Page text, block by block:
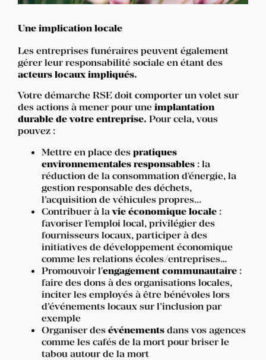
Une implication locale
Les entreprises funéraires peuvent également
gérer leur responsabilité sociale en étant des
acteurs locaux impliqués.
Votre démarche RSE doit comporter un volet sur
des actions à mener pour une implantation
durable de votre entreprise. Pour cela, vous
pouvez :
Mettre en place des pratiques
environnementales responsables : la
réduction de la consommation d'énergie, la
gestion responsable des déchets,
l’acquisition de véhicules propres...
Contribuer à la vie économique locale :
favoriser l'emploi local, privilégier des
fournisseurs locaux, participer à des
initiatives de développement économique
comme les relations écoles/entreprises…
Promouvoir l'engagement communautaire :
faire des dons à des organisations locales,
inciter les employés à être bénévoles lors
d’événements locaux sur l’inclusion par
exemple
Organiser des événements dans vos agences
comme les cafés de la mort pour briser le
tabou autour de la mort